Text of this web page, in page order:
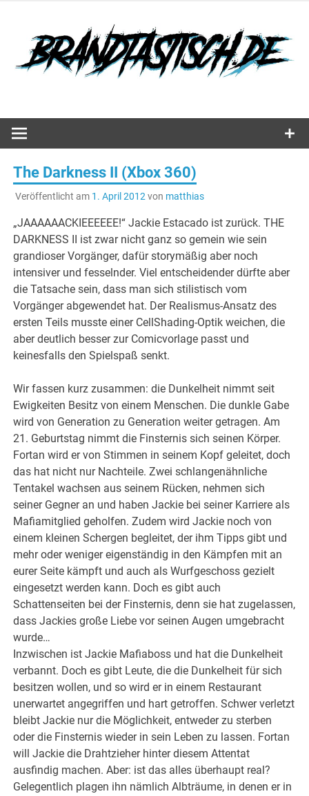
springen
The Darkness II (Xbox 360)
Veröffentlicht am 1. April 2012von matthias
„JAAAAAACKIEEEEEE!“ Jackie Estacado ist zurück. THE
DARKNESS II ist zwar nicht ganz so gemein wie sein
grandioser Vorgänger, dafür storymäßig aber noch
intensiver und fesselnder. Viel entscheidender dürfte aber
die Tatsache sein, dass man sich stilistisch vom
Vorgänger abgewendet hat. Der Realismus-Ansatz des
ersten Teils musste einer CellShading-Optik weichen, die
aber deutlich besser zur Comicvorlage passt und
keinesfalls den Spielspaß senkt.
Wir fassen kurz zusammen: die Dunkelheit nimmt seit
Ewigkeiten Besitz von einem Menschen. Die dunkle Gabe
wird von Generation zu Generation weiter getragen. Am
21. Geburtstag nimmt die Finsternis sich seinen Körper.
Fortan wird er von Stimmen in seinem Kopf geleitet, doch
das hat nicht nur Nachteile. Zwei schlangenähnliche
Tentakel wachsen aus seinem Rücken, nehmen sich
seiner Gegner an und haben Jackie bei seiner Karriere als
Mafiamitglied geholfen. Zudem wird Jackie noch von
einem kleinen Schergen begleitet, der ihm Tipps gibt und
mehr oder weniger eigenständig in den Kämpfen mit an
eurer Seite kämpft und auch als Wurfgeschoss gezielt
eingesetzt werden kann. Doch es gibt auch
Schattenseiten bei der Finsternis, denn sie hat zugelassen,
dass Jackies große Liebe vor seinen Augen umgebracht
wurde…
Inzwischen ist Jackie Mafiaboss und hat die Dunkelheit
verbannt. Doch es gibt Leute, die die Dunkelheit für sich
besitzen wollen, und so wird er in einem Restaurant
unerwartet angegriffen und hart getroffen. Schwer verletzt
bleibt Jackie nur die Möglichkeit, entweder zu sterben
oder die Finsternis wieder in sein Leben zu lassen. Fortan
will Jackie die Drahtzieher hinter diesem Attentat
ausfindig machen. Aber: ist das alles überhaupt real?
Gelegentlich plagen ihn nämlich Albträume, in denen er in